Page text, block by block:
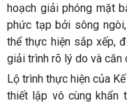
hoạch giải phóng mặt
phức tạp bởi sông
thể thực hiện sắp xếp,
giải trình rõ lý do và căn
Lộ trình thực hiện của
thiết lập vô cùng khẩn